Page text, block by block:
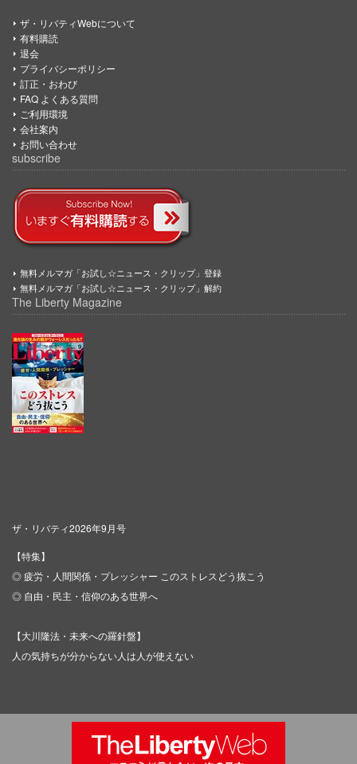
ザ・リバティWebについて
有料購読
退会
プライバシーポリシー
訂正・おわび
FAQ よくある質問
ご利用環境
会社案内
お問い合わせ
subscribe
無料メルマガ「お試し☆ニュース・クリップ」登録
無料メルマガ「お試し☆ニュース・クリップ」解約
The Liberty Magazine
ザ・リバティ2026年9月号
【特集】
◎ 疲労・人間関係・プレッシャー このストレスどう抜こう
◎ 自由・民主・信仰のある世界へ
【大川隆法・未来への羅針盤】
人の気持ちが分からない人は人が使えない